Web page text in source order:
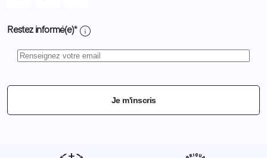
Restez informé(e)* info
Je m'inscris